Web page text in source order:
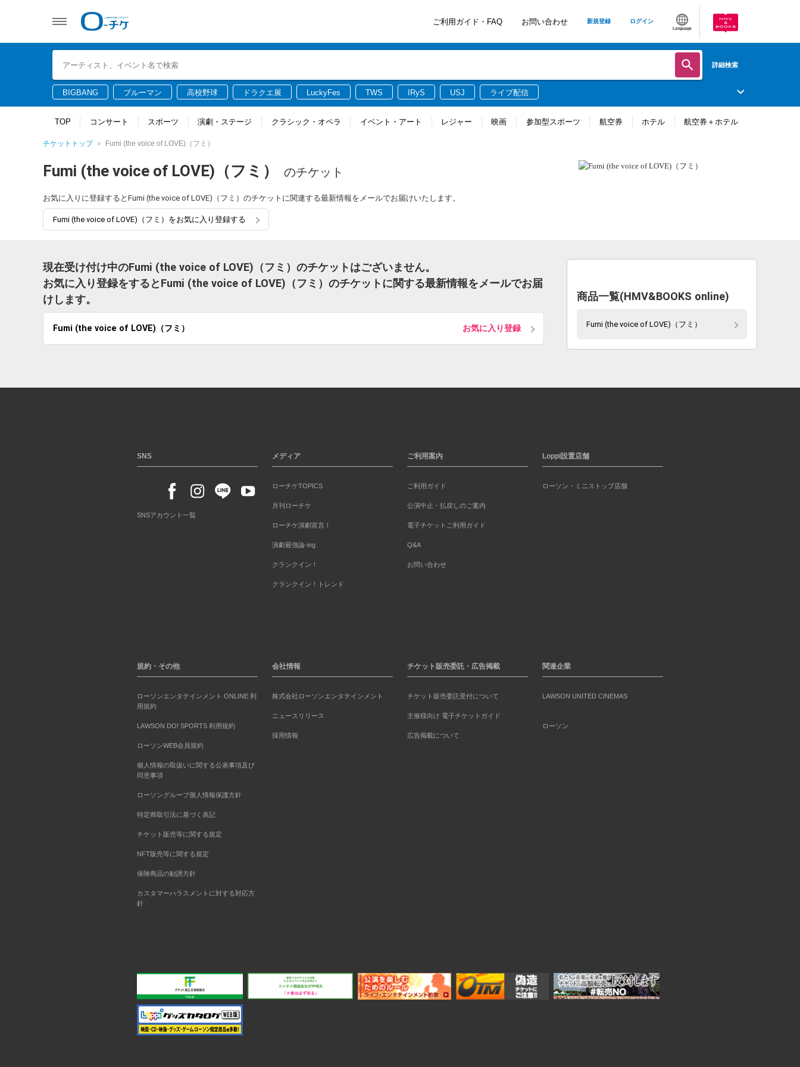
ご利用ガイド・FAQ お問い合わせ 新規登録 ログイン
Language
詳細検索
BIGBANG ブルーマン 高校野球 ドラクエ展 LuckyFes TWS IRyS USJ ライブ配信
TOP コンサート スポーツ 演劇・ステージ クラシック・オペラ イベント・アート レジャー 映画 参加型スポーツ 航空券 ホテル 航空券＋ホテル
チケットトップ Fumi (the voice of LOVE)（フミ）
Fumi (the voice of LOVE)（フミ） のチケット
お気に入りに登録するとFumi (the voice of LOVE)（フミ）のチケットに関連する最新情報をメールでお届けいたします。
Fumi (the voice of LOVE)（フミ）をお気に入り登録する
現在受け付け中のFumi (the voice of LOVE)（フミ）のチケットはございません。
お気に入り登録をするとFumi (the voice of LOVE)（フミ）のチケットに関する最新情報をメールでお届
けします。
Fumi (the voice of LOVE)（フミ） お気に入り登録
商品一覧(HMV&BOOKS online)
Fumi (the voice of LOVE)（フミ）
SNS
SNSアカウント一覧
メディア
ローチケTOPICS
月刊ローチケ
ローチケ演劇宣言！
演劇最強論-ing
クランクイン！
クランクイン！トレンド
ご利用案内
ご利用ガイド
公演中止・払戻しのご案内
電子チケットご利用ガイド
Q&A
お問い合わせ
Loppi設置店舗
ローソン・ミニストップ店舗
規約・その他
ローソンエンタテインメント ONLINE 利
用規約
LAWSON DO! SPORTS 利用規約
ローソンWEB会員規約
個人情報の取扱いに関する公表事項及び
同意事項
ローソングループ個人情報保護方針
特定商取引法に基づく表記
チケット販売等に関する規定
NFT販売等に関する規定
保険商品の勧誘方針
カスタマーハラスメントに対する対応方
針
会社情報
株式会社ローソンエンタテインメント
ニュースリリース
採用情報
チケット販売委託・広告掲載
チケット販売委託受付について
主催様向け 電子チケットガイド
広告掲載について
関連企業
LAWSON UNITED CINEMAS
ローソン